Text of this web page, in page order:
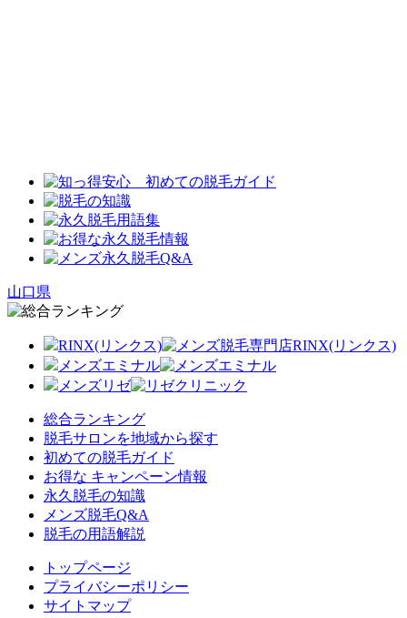
山口県
RINX(リンクス)
メンズエミナル
メンズリゼ
総合ランキング
脱毛サロンを地域から探す
初めての脱毛ガイド
お得な キャンペーン情報
永久脱毛の知識
メンズ脱毛Q&A
脱毛の用語解説
トップページ
プライバシーポリシー
サイトマップ